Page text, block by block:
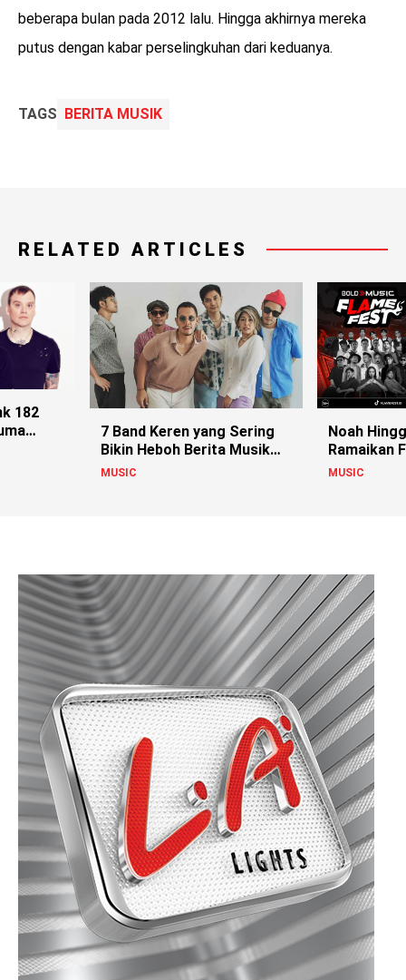
beberapa bulan pada 2012 lalu. Hingga akhirnya mereka
putus dengan kabar perselingkuhan dari keduanya.
TAGS BERITA MUSIK
RELATED ARTICLES
182
7 Band Keren yang Sering
Bikin Heboh Berita Musik
Indonesia
MUSIC
Noah
Ramaikan
Jambi!
MUSIC